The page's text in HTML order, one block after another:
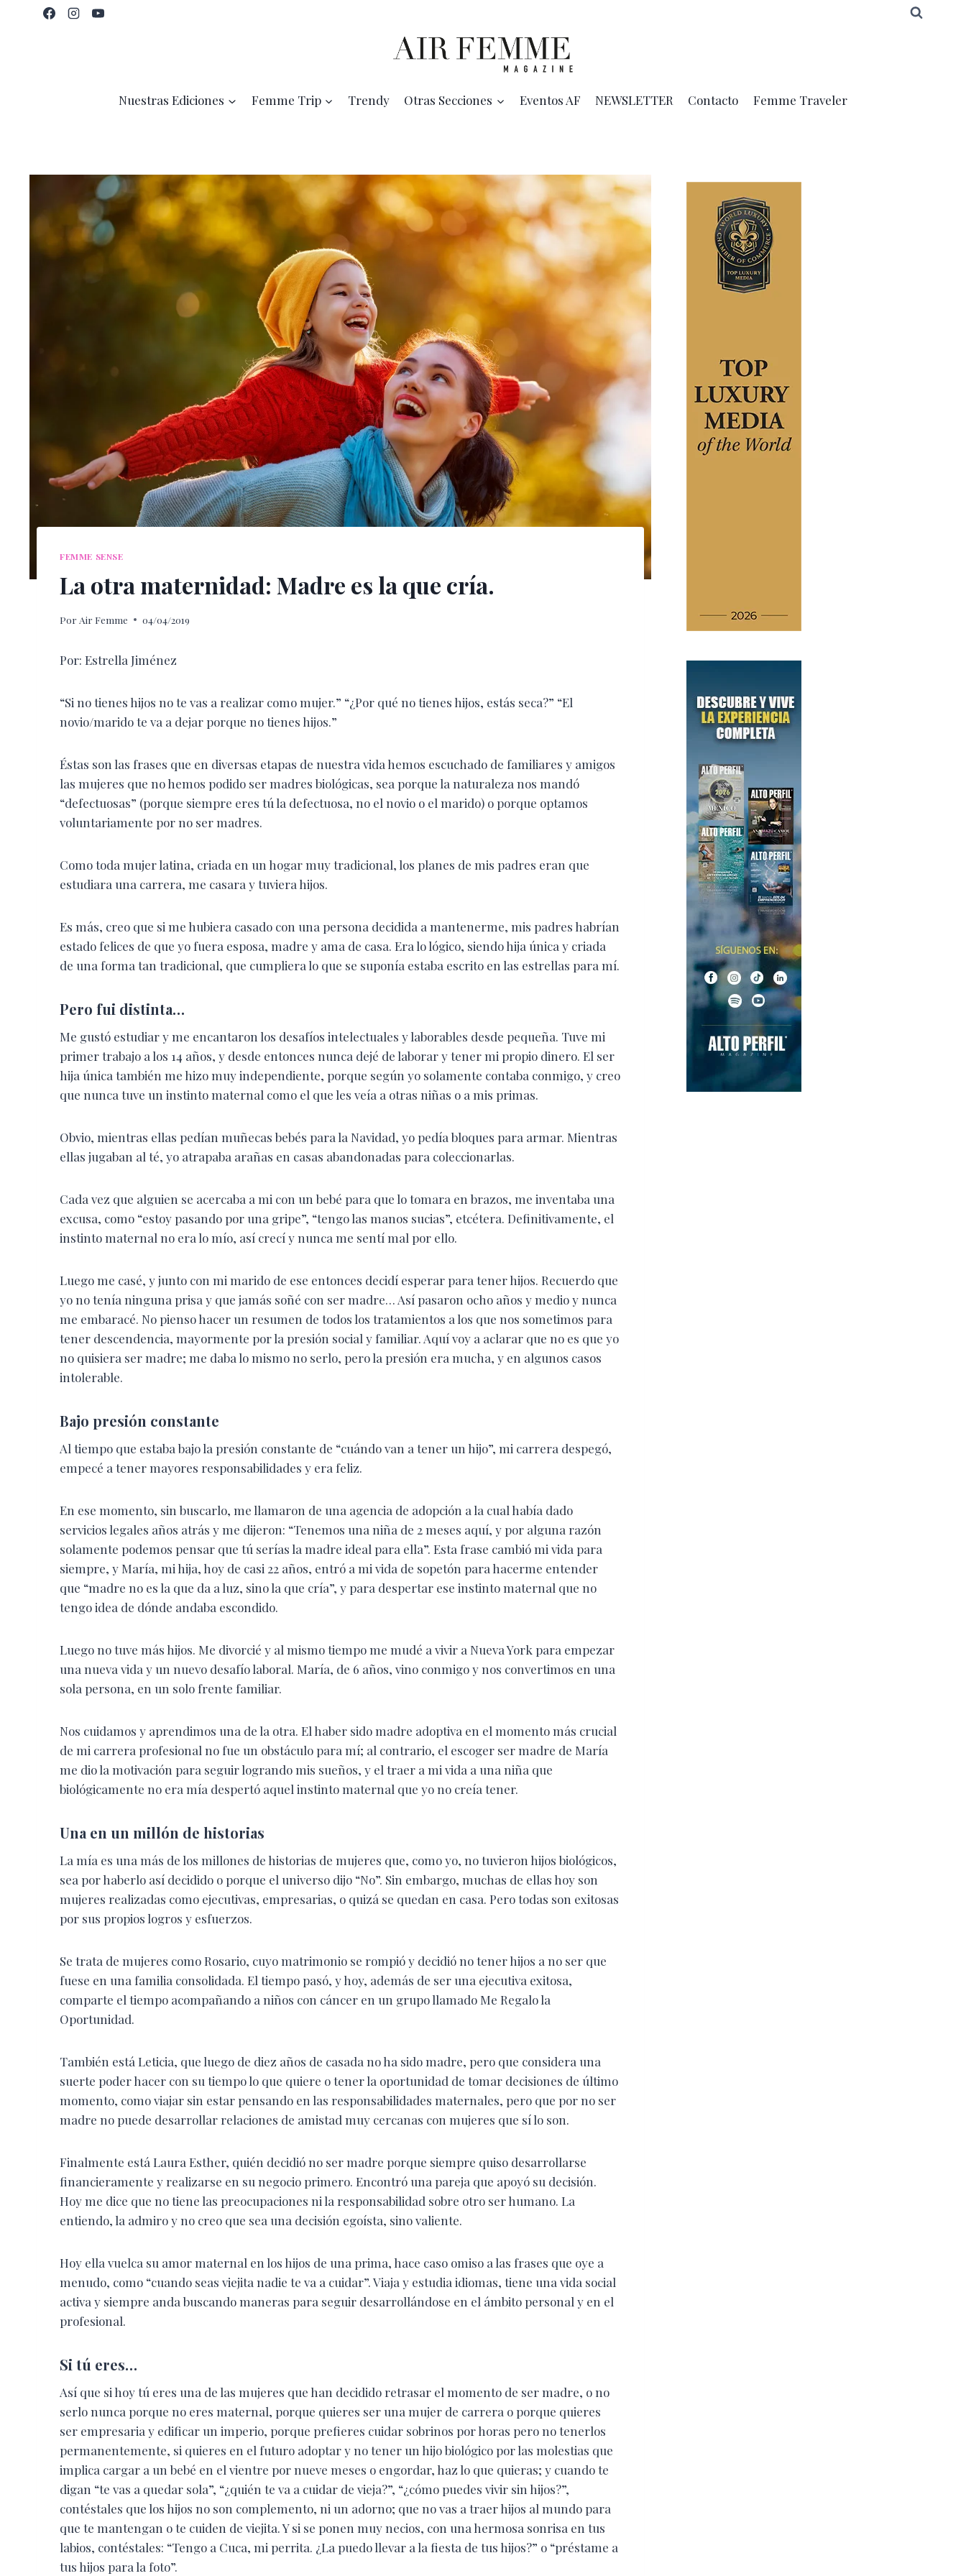
Nuestras Ediciones Femme Trip Trendy Otras Secciones Eventos AF NEWSLETTER Contacto Femme Traveler
FEMME SENSE
La otra maternidad: Madre es la que cría.
Por Air Femme 04/04/2019
Por: Estrella Jiménez
“Si no tienes hijos no te vas a realizar como mujer.” “¿Por qué no tienes hijos, estás seca?” “El
novio/marido te va a dejar porque no tienes hijos.”
Éstas son las frases que en diversas etapas de nuestra vida hemos escuchado de familiares y amigos
las mujeres que no hemos podido ser madres biológicas, sea porque la naturaleza nos mandó
“defectuosas” (porque siempre eres tú la defectuosa, no el novio o el marido) o porque optamos
voluntariamente por no ser madres.
Como toda mujer latina, criada en un hogar muy tradicional, los planes de mis padres eran que
estudiara una carrera, me casara y tuviera hijos.
Es más, creo que si me hubiera casado con una persona decidida a mantenerme, mis padres habrían
estado felices de que yo fuera esposa, madre y ama de casa. Era lo lógico, siendo hija única y criada
de una forma tan tradicional, que cumpliera lo que se suponía estaba escrito en las estrellas para mí.
Pero fui distinta…
Me gustó estudiar y me encantaron los desafíos intelectuales y laborables desde pequeña. Tuve mi
primer trabajo a los 14 años, y desde entonces nunca dejé de laborar y tener mi propio dinero. El ser
hija única también me hizo muy independiente, porque según yo solamente contaba conmigo, y creo
que nunca tuve un instinto maternal como el que les veía a otras niñas o a mis primas.
Obvio, mientras ellas pedían muñecas bebés para la Navidad, yo pedía bloques para armar. Mientras
ellas jugaban al té, yo atrapaba arañas en casas abandonadas para coleccionarlas.
Cada vez que alguien se acercaba a mi con un bebé para que lo tomara en brazos, me inventaba una
excusa, como “estoy pasando por una gripe”, “tengo las manos sucias”, etcétera. Definitivamente, el
instinto maternal no era lo mío, así crecí y nunca me sentí mal por ello.
Luego me casé, y junto con mi marido de ese entonces decidí esperar para tener hijos. Recuerdo que
yo no tenía ninguna prisa y que jamás soñé con ser madre… Así pasaron ocho años y medio y nunca
me embaracé. No pienso hacer un resumen de todos los tratamientos a los que nos sometimos para
tener descendencia, mayormente por la presión social y familiar. Aquí voy a aclarar que no es que yo
no quisiera ser madre; me daba lo mismo no serlo, pero la presión era mucha, y en algunos casos
intolerable.
Bajo presión constante
Al tiempo que estaba bajo la presión constante de “cuándo van a tener un hijo”, mi carrera despegó,
empecé a tener mayores responsabilidades y era feliz.
En ese momento, sin buscarlo, me llamaron de una agencia de adopción a la cual había dado
servicios legales años atrás y me dijeron: “Tenemos una niña de 2 meses aquí, y por alguna razón
solamente podemos pensar que tú serías la madre ideal para ella”. Esta frase cambió mi vida para
siempre, y María, mi hija, hoy de casi 22 años, entró a mi vida de sopetón para hacerme entender
que “madre no es la que da a luz, sino la que cría”, y para despertar ese instinto maternal que no
tengo idea de dónde andaba escondido.
Luego no tuve más hijos. Me divorcié y al mismo tiempo me mudé a vivir a Nueva York para empezar
una nueva vida y un nuevo desafío laboral. María, de 6 años, vino conmigo y nos convertimos en una
sola persona, en un solo frente familiar.
Nos cuidamos y aprendimos una de la otra. El haber sido madre adoptiva en el momento más crucial
de mi carrera profesional no fue un obstáculo para mí; al contrario, el escoger ser madre de María
me dio la motivación para seguir logrando mis sueños, y el traer a mi vida a una niña que
biológicamente no era mía despertó aquel instinto maternal que yo no creía tener.
Una en un millón de historias
La mía es una más de los millones de historias de mujeres que, como yo, no tuvieron hijos biológicos,
sea por haberlo así decidido o porque el universo dijo “No”. Sin embargo, muchas de ellas hoy son
mujeres realizadas como ejecutivas, empresarias, o quizá se quedan en casa. Pero todas son exitosas
por sus propios logros y esfuerzos.
Se trata de mujeres como Rosario, cuyo matrimonio se rompió y decidió no tener hijos a no ser que
fuese en una familia consolidada. El tiempo pasó, y hoy, además de ser una ejecutiva exitosa,
comparte el tiempo acompañando a niños con cáncer en un grupo llamado Me Regalo la
Oportunidad.
También está Leticia, que luego de diez años de casada no ha sido madre, pero que considera una
suerte poder hacer con su tiempo lo que quiere o tener la oportunidad de tomar decisiones de último
momento, como viajar sin estar pensando en las responsabilidades maternales, pero que por no ser
madre no puede desarrollar relaciones de amistad muy cercanas con mujeres que sí lo son.
Finalmente está Laura Esther, quién decidió no ser madre porque siempre quiso desarrollarse
financieramente y realizarse en su negocio primero. Encontró una pareja que apoyó su decisión.
Hoy me dice que no tiene las preocupaciones ni la responsabilidad sobre otro ser humano. La
entiendo, la admiro y no creo que sea una decisión egoísta, sino valiente.
Hoy ella vuelca su amor maternal en los hijos de una prima, hace caso omiso a las frases que oye a
menudo, como “cuando seas viejita nadie te va a cuidar”. Viaja y estudia idiomas, tiene una vida social
activa y siempre anda buscando maneras para seguir desarrollándose en el ámbito personal y en el
profesional.
Si tú eres…
Así que si hoy tú eres una de las mujeres que han decidido retrasar el momento de ser madre, o no
serlo nunca porque no eres maternal, porque quieres ser una mujer de carrera o porque quieres
ser empresaria y edificar un imperio, porque prefieres cuidar sobrinos por horas pero no tenerlos
permanentemente, si quieres en el futuro adoptar y no tener un hijo biológico por las molestias que
implica cargar a un bebé en el vientre por nueve meses o engordar, haz lo que quieras; y cuando te
digan “te vas a quedar sola”, “¿quién te va a cuidar de vieja?”, “¿cómo puedes vivir sin hijos?”,
contéstales que los hijos no son complemento, ni un adorno; que no vas a traer hijos al mundo para
que te mantengan o te cuiden de viejita. Y si se ponen muy necios, con una hermosa sonrisa en tus
labios, contéstales: “Tengo a Cuca, mi perrita. ¿La puedo llevar a la fiesta de tus hijos?” o “préstame a
tus hijos para la foto”.